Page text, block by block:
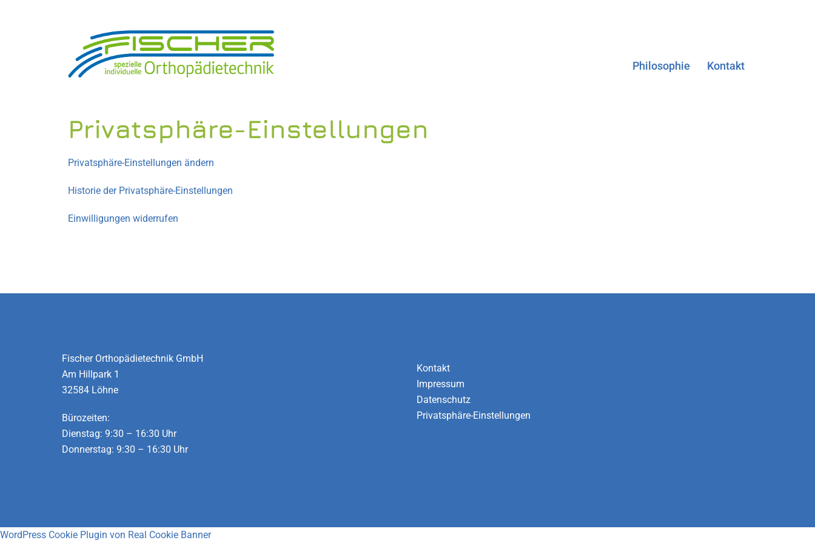
Philosophie Kontakt
Privatsphäre-Einstellungen
Privatsphäre-Einstellungen ändern
Historie der Privatsphäre-Einstellungen
Einwilligungen widerrufen
Fischer Orthopädietechnik GmbH
Am Hillpark 1
32584 Löhne
Bürozeiten:
Dienstag: 9:30 – 16:30 Uhr
Donnerstag: 9:30 – 16:30 Uhr
Kontakt
Impressum
Datenschutz
Privatsphäre-Einstellungen
WordPress Cookie Plugin von Real Cookie Banner